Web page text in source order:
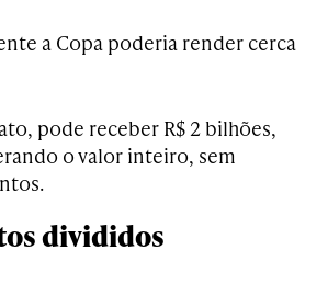
a Copa poderia render cerca
pode receber R$ 2 bilhões,
o valor inteiro, sem
divididos